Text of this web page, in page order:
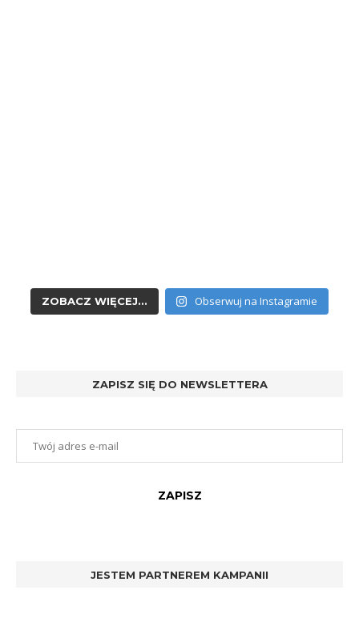
ZOBACZ WIĘCEJ... Obserwuj na Instagramie
ZAPISZ SIĘ DO NEWSLETTERA
JESTEM PARTNEREM KAMPANII